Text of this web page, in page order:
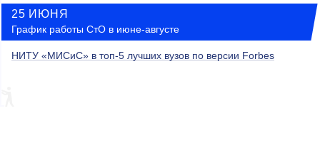
25 ИЮНЯ
График работы СтО в июне-августе
НИТУ «МИСиС» в топ-5 лучших вузов по версии Forbes